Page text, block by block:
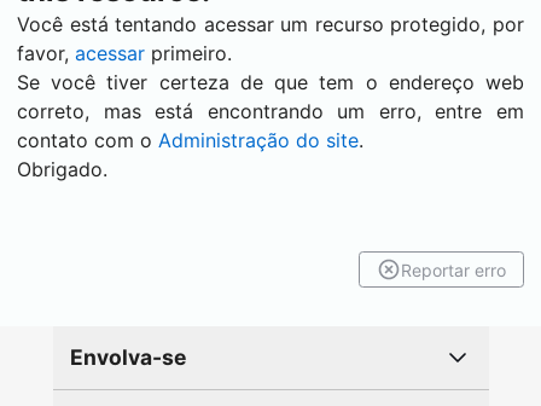
Você está tentando acessar um recurso protegido, por
favor, acessar primeiro.
Se você tiver certeza de que tem o endereço web
correto, mas está encontrando um erro, entre em
contato com o Administração do site.
Obrigado.
Reportar erro
Envolva-se